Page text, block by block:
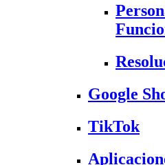
Google
TikTok